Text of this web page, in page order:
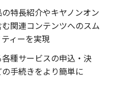
特長紹介やキヤノンオン
関連コンテンツへのスム
ィーを実現
種サービスの申込・決
手続きをより簡単に